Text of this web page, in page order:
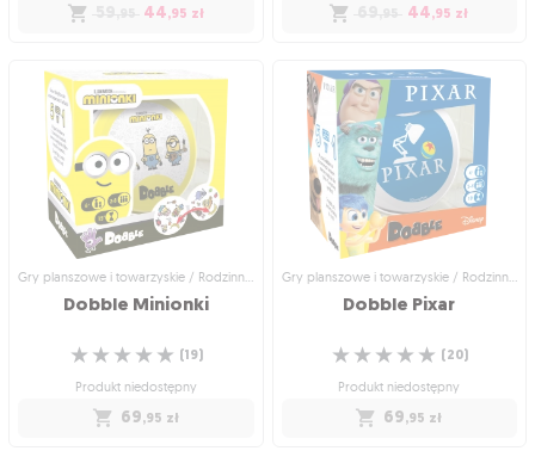
44,95 zł
Rodzinne gry planszowe
Dobble Kultura (puszka,
bez plastiku)
Edycja specjalna z okazji 70-lecia
salonów Empik
☆
☆
☆
☆
☆ (0)
Produkt niedostępny
59
44,95 zł
imprezowe i towarzyskie
Dobble L.O.L. Surprise!
Dobble z laleczkami L.O.L. Surprise!
☆
☆
☆
☆
☆ (14 )
Produkt niedostępny
69,95 44,95
Gry planszowe i towarzyskie / Rodzinne gry planszowe
Dobble Minionki
☆
☆
☆
☆
☆ (19)
Produkt niedostępny
69,95 zł
Gry planszowe i towarzyskie / Rodzinne gry planszowe
Dobble Pixar
☆
☆
☆
☆
☆ (20)
Produkt niedostępny
69,95 zł